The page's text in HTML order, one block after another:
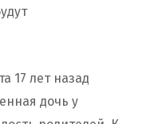
17 лет назад
дочь у